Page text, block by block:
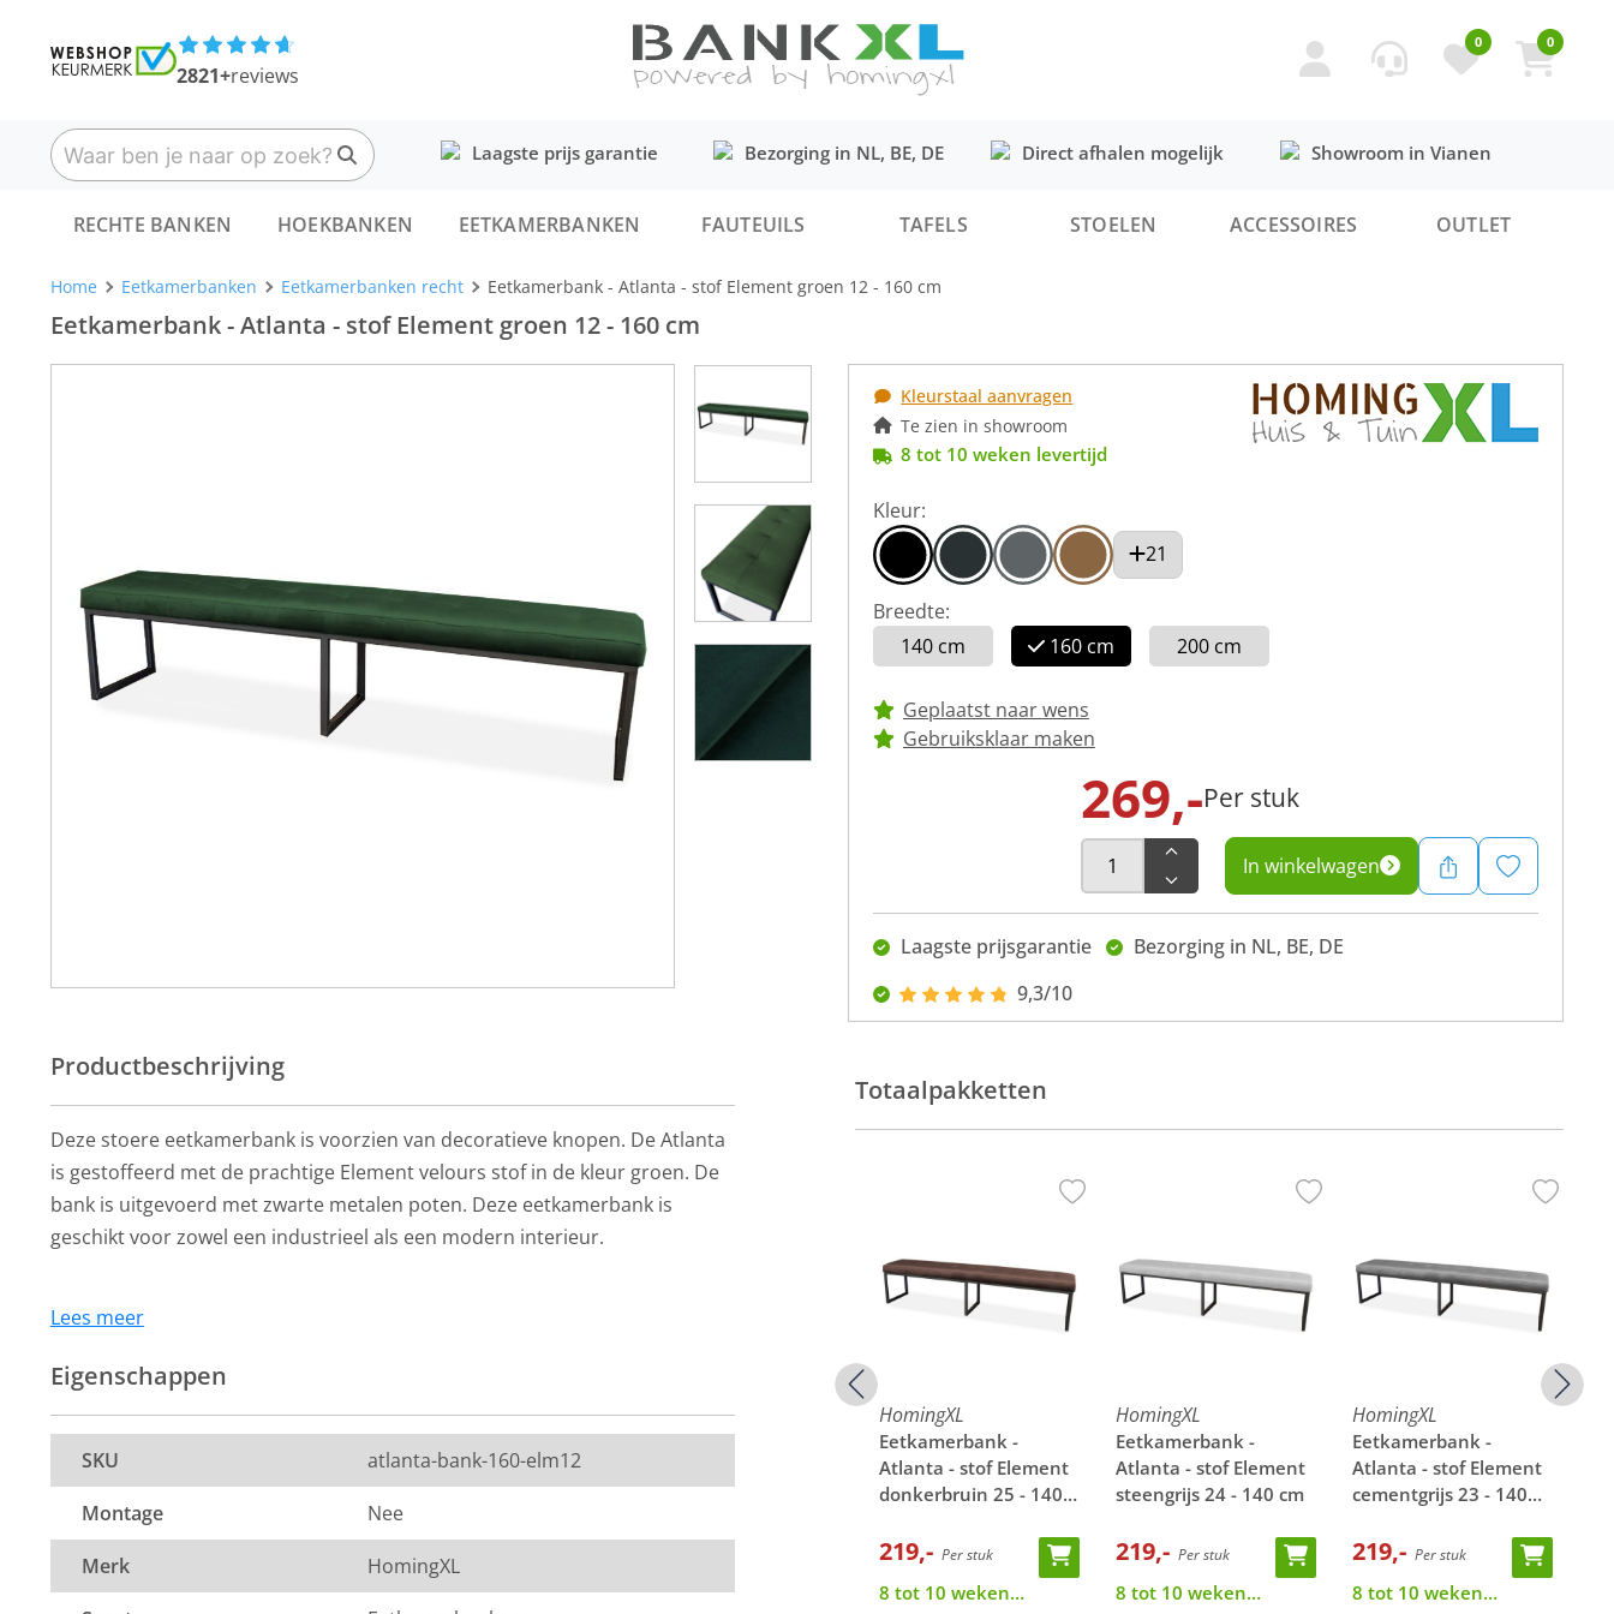
2821+reviews
0 0
Laagste prijs garantie Bezorging in NL, BE, DE Direct afhalen mogelijk Showroom in Vianen
RECHTE BANKEN HOEKBANKEN EETKAMERBANKEN FAUTEUILS TAFELS STOELEN ACCESSOIRES OUTLET
Home Eetkamerbanken Eetkamerbanken recht Eetkamerbank - Atlanta - stof Element groen 12 - 160 cm
Eetkamerbank - Atlanta - stof Element groen 12 - 160 cm
Kleurstaal aanvragen
Te zien in showroom
8 tot 10 weken levertijd
Kleur:
21
Breedte:
140 cm
160 cm 200 cm
Geplaatst naar wens
Gebruiksklaar maken
269,-Per stuk
In winkelwagen
Laagste prijsgarantie
Bezorging in NL, BE, DE
9,3/10
Productbeschrijving
Deze stoere eetkamerbank is voorzien van decoratieve knopen. De Atlanta
is gestoffeerd met de prachtige Element velours stof in de kleur groen. De
bank is uitgevoerd met zwarte metalen poten. Deze eetkamerbank is
geschikt voor zowel een industrieel als een modern interieur.
De kleur op de foto kan per computerscherm afwijken van de werkelijkheid.
stof aan via de knop "kleurstaal aanvragen".
Afmeting:
Zitdiepte: 40 cm
Zithoogte: 45 cm
Lees meer
Eigenschappen
SKU
atlanta-bank-160-elm12
Montage
Nee
Merk
HomingXL
Totaalpakketten
HomingXL
Eetkamerbank -
groen 12 - 140 cm
219,-
8 tot 10 weken
HomingXL
Eetkamerbank -
Atlanta - stof Element
lichtgroen 11 - 140 cm
219,-
8 tot 10 weken
HomingXL
Eetkamerbank -
roze 10 - 140 cm
219,-
8 tot 10 weken
HomingXL
Eetkamerbank -
Atlanta - stof Element
donkerbruin 25 - 140
219,- Per stuk
8 tot 10 weken
HomingXL
Eetkamerbank -
Atlanta - stof Element
steengrijs 24 - 140 cm
219,- Per stuk
8 tot 10 weken
HomingXL
Eetkamerbank -
Atlanta - stof Element
cementgrijs 23 - 140
219,- Per stuk
8 tot 10 weken